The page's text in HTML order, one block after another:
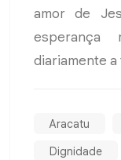
amor de
esperança
diariamente a
Aracatu
Dignidade